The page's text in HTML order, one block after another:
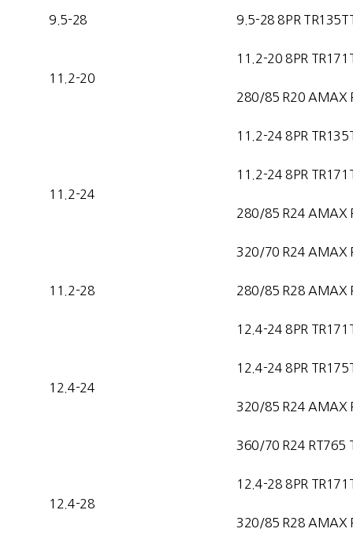
9.5-28 9.5-28 8PR
11.2-20
11.2-20 8PR
280/85 R20 AMAX
11.2-24
11.2-24 8PR
11.2-24 8PR
280/85 R24 AMAX
320/70 R24 AMAX
11.2-28 280/85 R28 AMAX
12.4-24
12.4-24 8PR
12.4-24 8PR
320/85 R24 AMAX
360/70 R24 RT765
12.4-28
12.4-28 8PR
320/85 R28 AMAX